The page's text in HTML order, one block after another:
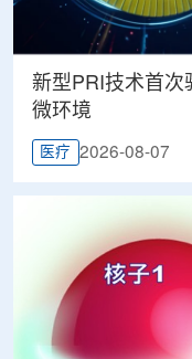
新型PRI技术首次
微环境
医疗 2026-08-07